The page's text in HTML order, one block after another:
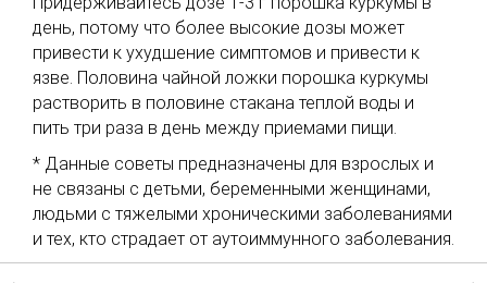
день, потому что более высокие дозы может
привести к ухудшение симптомов и привести к
язве. Половина чайной ложки порошка куркумы
растворить в половине стакана теплой воды и
пить три раза в день между приемами пищи.
* Данные советы предназначены для взрослых и
не связаны с детьми, беременными женщинами,
людьми с тяжелыми хроническими заболеваниями
и тех, кто страдает от аутоиммунного заболевания.